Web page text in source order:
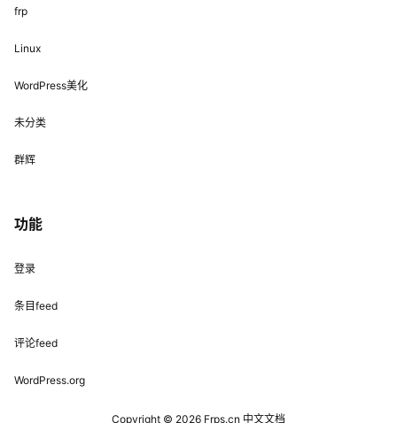
frp
Linux
WordPress美化
未分类
群辉
功能
登录
条目feed
评论feed
WordPress.org
Copyright © 2026 Frps.cn 中文文档